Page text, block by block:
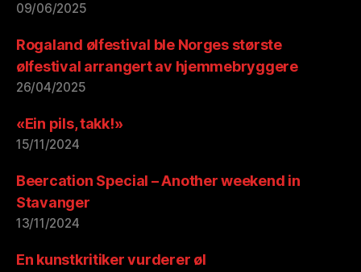
09/06/2025
Rogaland ølfestival ble Norges største
ølfestival arrangert av hjemmebryggere
26/04/2025
«Ein pils, takk!»
15/11/2024
Beercation Special – Another weekend in
Stavanger
13/11/2024
En kunstkritiker vurderer øl